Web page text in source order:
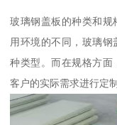
玻璃钢盖板的种类和规
用环境的不同，玻璃
种类型。而在规格方面
客户的实际需求进行定制